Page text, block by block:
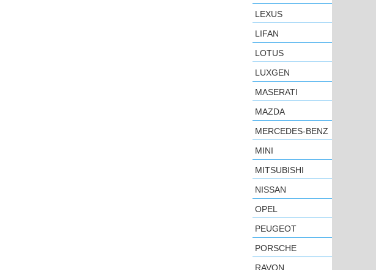
LEXUS
LIFAN
LOTUS
LUXGEN
MASERATI
MAZDA
MERCEDES-BENZ
MINI
MITSUBISHI
NISSAN
OPEL
PEUGEOT
PORSCHE
RAVON